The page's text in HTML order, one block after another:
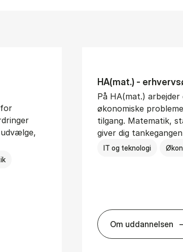
og informations­teknologi
HA(mat.) -
På HA(mat.)
økonomiske
tilgang. Matematik,
giver dig
IT og teknologi
Om uddannelsen